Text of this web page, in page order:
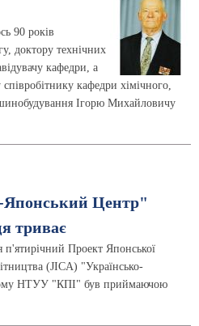
90 років
доктору технічних
кафедри, а
кафедри хімічного,
Ігорю Михайловичу
Японський Центр"
триває
п'ятирічний Проект Японської
(JICA) "Українсько-
НТУУ "КПІ" був приймаючою